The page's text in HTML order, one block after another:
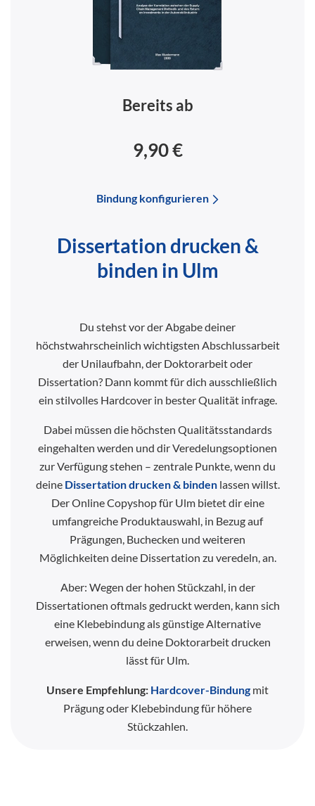
Bereits ab
9,90 €
Bindung konfigurieren
Dissertation drucken &
binden in Ulm
Du stehst vor der Abgabe deiner
höchstwahrscheinlich wichtigsten Abschlussarbeit
der Unilaufbahn, der Doktorarbeit oder
Dissertation? Dann kommt für dich ausschließlich
ein stilvolles Hardcover in bester Qualität infrage.
Dabei müssen die höchsten Qualitätsstandards
eingehalten werden und dir Veredelungsoptionen
zur Verfügung stehen – zentrale Punkte, wenn du
deine Dissertation drucken & bindenlassen willst.
Der Online Copyshop für Ulm bietet dir eine
umfangreiche Produktauswahl, in Bezug auf
Prägungen, Buchecken und weiteren
Möglichkeiten deine Dissertation zu veredeln, an.
Aber: Wegen der hohen Stückzahl, in der
Dissertationen oftmals gedruckt werden, kann sich
eine Klebebindung als günstige Alternative
erweisen, wenn du deine Doktorarbeit drucken
lässt für Ulm.
Unsere Empfehlung: Hardcover-Bindung mit
Prägung oder Klebebindung für höhere
Stückzahlen.